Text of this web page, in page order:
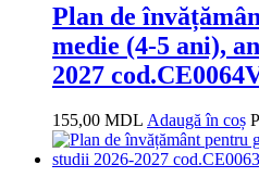
Plan de
medie (4-5 ani),
2027
155,00 MDL Adaugă în coș